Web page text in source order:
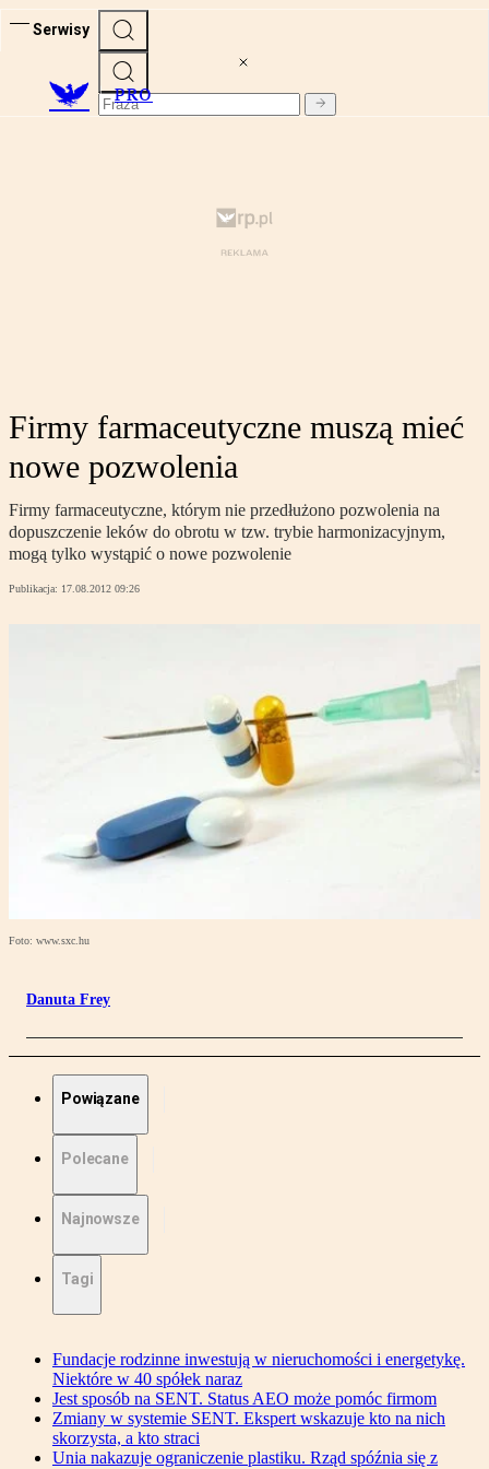
Serwisy
PRO
Firmy farmaceutyczne muszą mieć
nowe pozwolenia
Firmy farmaceutyczne, którym nie przedłużono pozwolenia na
dopuszczenie leków do obrotu w tzw. trybie harmonizacyjnym,
mogą tylko wystąpić o nowe pozwolenie
Publikacja: 17.08.2012 09:26
Foto: www.sxc.hu
Danuta Frey
Powiązane
Polecane
Najnowsze
Tagi
Fundacje rodzinne inwestują w nieruchomości i energetykę.
Niektóre w 40 spółek naraz
Jest sposób na SENT. Status AEO może pomóc firmom
Zmiany w systemie SENT. Ekspert wskazuje kto na nich
skorzysta, a kto straci
Unia nakazuje ograniczenie plastiku. Rząd spóźnia się z